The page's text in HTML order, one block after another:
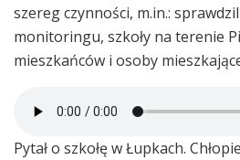
szereg czynności, m.in.:
monitoringu, szkoły na terenie
mieszkańców i osoby
Pytał o szkołę w Łupkach.